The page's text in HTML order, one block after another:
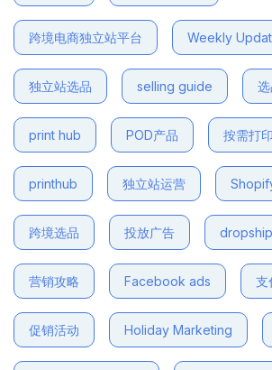
跨境电商独立站平台 Weekly
独立站选品 selling guide
print hub POD产品 按需打印
printhub 独立站运营
跨境选品 投放广告
营销攻略 Facebook ads 支
促销活动 Holiday Marketing